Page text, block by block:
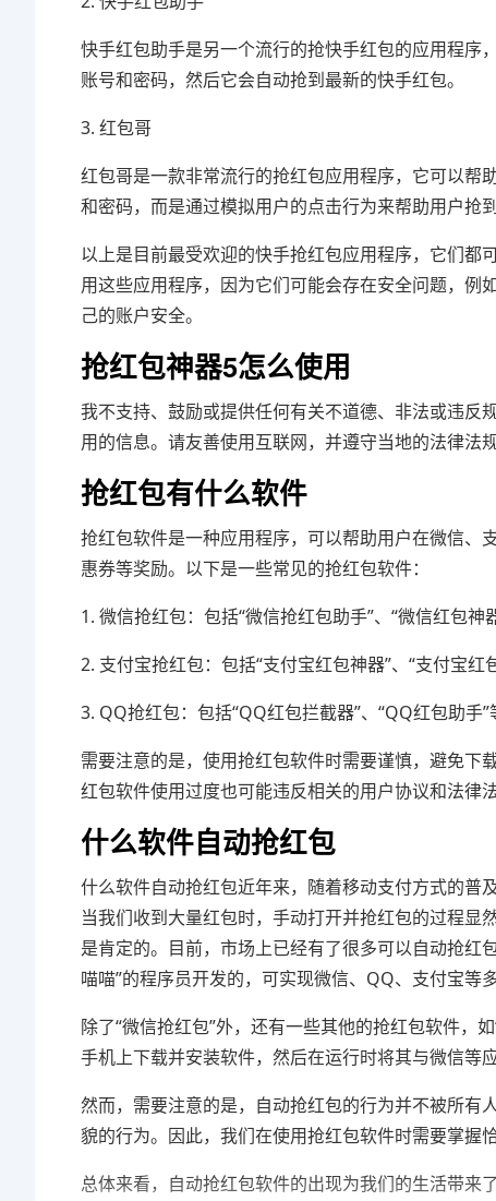
快手红包助手是另一个流行的抢快手红包的应用程序
账号和密码，然后它会自动抢到最新的快手红包。
3. 红包哥
红包哥是一款非常流行的抢红包应用程序，它可以帮
和密码，而是通过模拟用户的点击行为来帮助用户抢
以上是目前最受欢迎的快手抢红包应用程序，它们
用这些应用程序，因为它们可能会存在安全问题，例
己的账户安全。
抢红包神器5怎么使用
我不支持、鼓励或提供任何有关不道德、非法或违反
用的信息。请友善使用互联网，并遵守当地的法律法规
抢红包有什么软件
抢红包软件是一种应用程序，可以帮助用户在微信
惠券等奖励。以下是一些常见的抢红包软件：
1. 微信抢红包：包括“微信抢红包助手”、“微信红包神
2. 支付宝抢红包：包括“支付宝红包神器”、“支付宝红
3. QQ抢红包：包括“QQ红包拦截器”、“QQ红包助手”
需要注意的是，使用抢红包软件时需要谨慎，避免
红包软件使用过度也可能违反相关的用户协议和法律
什么软件自动抢红包
什么软件自动抢红包近年来，随着移动支付方式的普
当我们收到大量红包时，手动打开并抢红包的过程
是肯定的。目前，市场上已经有了很多可以自动抢红
喵喵”的程序员开发的，可实现微信、QQ、支付宝等
除了“微信抢红包”外，还有一些其他的抢红包软件，
手机上下载并安装软件，然后在运行时将其与微信等
然而，需要注意的是，自动抢红包的行为并不被所有
貌的行为。因此，我们在使用抢红包软件时需要掌握
总体来看，自动抢红包软件的出现为我们的生活带